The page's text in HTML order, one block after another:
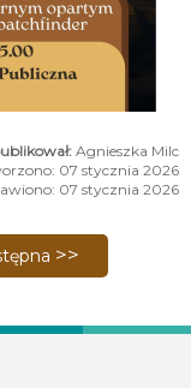
Agnieszka Milc
07 stycznia 2026
07 stycznia 2026
do udziału w akcji
strona: